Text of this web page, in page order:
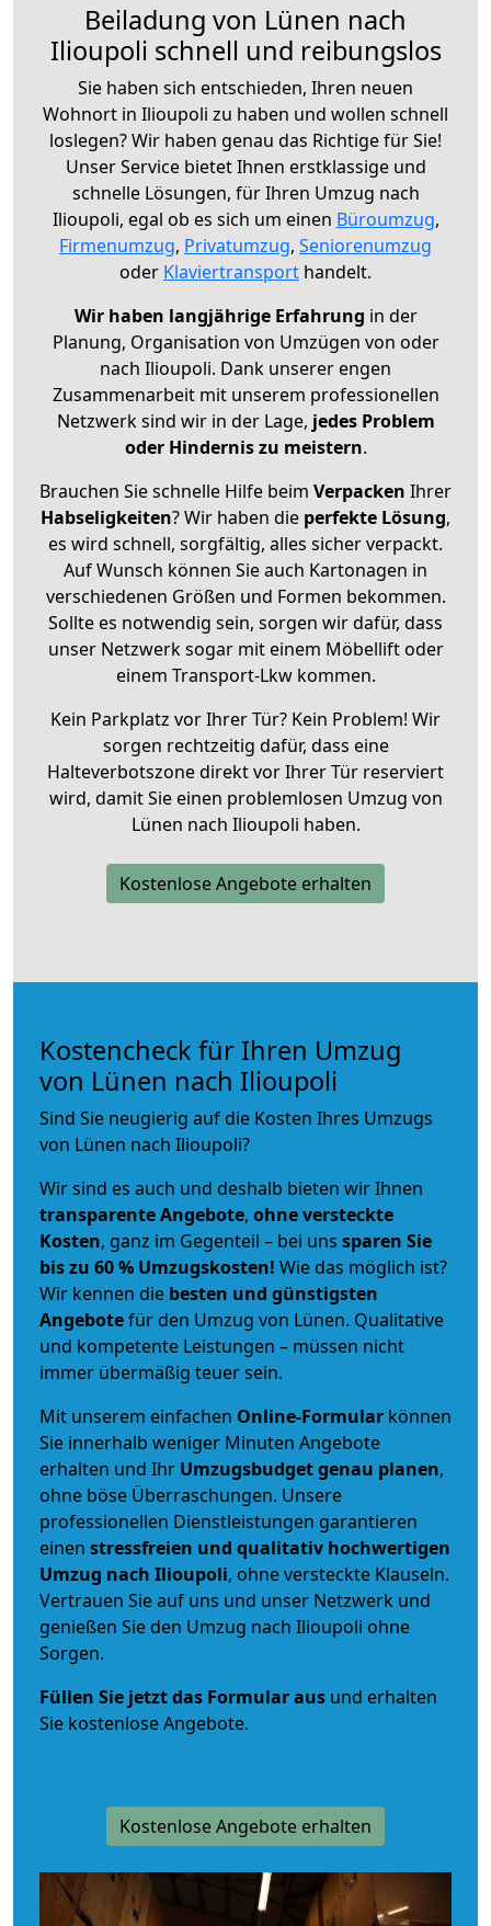
Beiladung von Lünen nach
Ilioupoli schnell und reibungslos
Sie haben sich entschieden, Ihren neuen
Wohnort in Ilioupoli zu haben und wollen schnell
loslegen? Wir haben genau das Richtige für Sie!
Unser Service bietet Ihnen erstklassige und
schnelle Lösungen, für Ihren Umzug nach
Ilioupoli, egal ob es sich um einen Büroumzug,
Firmenumzug, Privatumzug, Seniorenumzug
oder Klaviertransport handelt.
Wir haben langjährige Erfahrung in der
Planung, Organisation von Umzügen von oder
nach Ilioupoli. Dank unserer engen
Zusammenarbeit mit unserem professionellen
Netzwerk sind wir in der Lage, jedes Problem
oder Hindernis zu meistern.
Brauchen Sie schnelle Hilfe beim Verpacken Ihrer
Habseligkeiten? Wir haben die perfekte Lösung,
es wird schnell, sorgfältig, alles sicher verpackt.
Auf Wunsch können Sie auch Kartonagen in
verschiedenen Größen und Formen bekommen.
Sollte es notwendig sein, sorgen wir dafür, dass
unser Netzwerk sogar mit einem Möbellift oder
einem Transport-Lkw kommen.
Kein Parkplatz vor Ihrer Tür? Kein Problem! Wir
sorgen rechtzeitig dafür, dass eine
Halteverbotszone direkt vor Ihrer Tür reserviert
wird, damit Sie einen problemlosen Umzug von
Lünen nach Ilioupoli haben.
Kostenlose Angebote erhalten
Kostencheck für Ihren Umzug
von Lünen nach Ilioupoli
Sind Sie neugierig auf die Kosten Ihres Umzugs
von Lünen nach Ilioupoli?
Wir sind es auch und deshalb bieten wir Ihnen
transparente Angebote, ohne versteckte
Kosten, ganz im Gegenteil – bei uns sparen Sie
bis zu 60 % Umzugskosten! Wie das möglich ist?
Wir kennen die besten und günstigsten
Angebotefür den Umzug von Lünen. Qualitative
und kompetente Leistungen – müssen nicht
immer übermäßig teuer sein.
Mit unserem einfachen Online-Formular können
Sie innerhalb weniger Minuten Angebote
erhalten und Ihr Umzugsbudgetgenau planen,
ohne böse Überraschungen. Unsere
professionellen Dienstleistungen garantieren
einen stressfreien und qualitativ hochwertigen
Umzug nach Ilioupoli, ohne versteckte Klauseln.
Vertrauen Sie auf uns und unser Netzwerk und
genießen Sie den Umzug nach Ilioupoli ohne
Sorgen.
Füllen Sie jetzt das Formular aus und erhalten
Sie kostenlose Angebote.
Kostenlose Angebote erhalten